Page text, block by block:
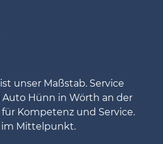
unser Maßstab. Service
Hünn in Wörth an der
Kompetenz und Service.
im Mittelpunkt.